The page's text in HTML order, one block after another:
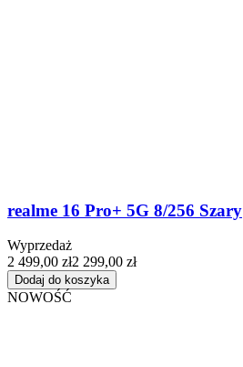
realme 16 Pro+ 5G 8/256 Szary
Wyprzedaż
2 499,00 zł2 299,00 zł
Dodaj do koszyka
NOWOŚĆ